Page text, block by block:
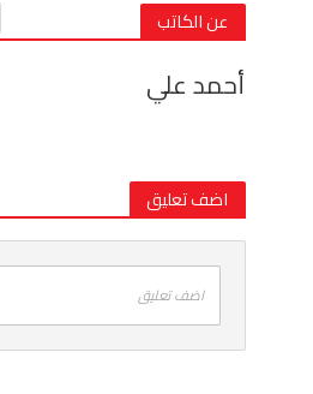
عن الكاتب
أحمد علي
اضف تعليق
اضف تعليق